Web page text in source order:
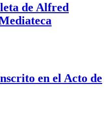
de Alfred
en el Acto de